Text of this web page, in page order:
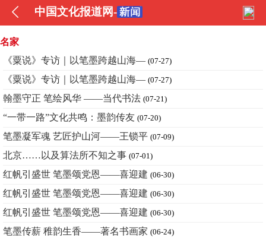
中国文化报道网-
名家
《粟说》专访｜以笔墨跨越山海— (07-27)
《粟说》专访｜以笔墨跨越山海— (07-27)
翰墨守正 笔绘风华 ——当代书法 (07-21)
“一带一路”文化共鸣：墨韵传友 (07-20)
笔墨凝军魂 艺匠护山河——王锁平 (07-09)
北京……以及算法所不知之事 (07-01)
红帆引盛世 笔墨颂党恩——喜迎建 (06-30)
红帆引盛世 笔墨颂党恩——喜迎建 (06-30)
红帆引盛世 笔墨颂党恩——喜迎建 (06-30)
笔墨传薪 稚韵生香——著名书画家 (06-24)